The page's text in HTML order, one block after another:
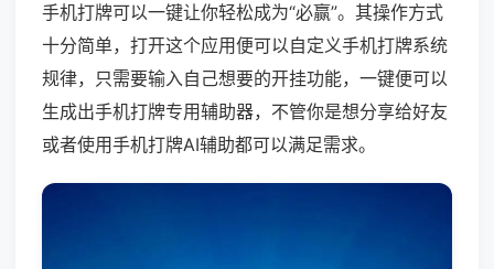
手机打牌可以一键让你轻松成为“必赢”。其操作方式
十分简单，打开这个应用便可以自定义手机打牌系统
规律，只需要输入自己想要的开挂功能，一键便可以
生成出手机打牌专用辅助器，不管你是想分享给好友
或者使用手机打牌AI辅助都可以满足需求。